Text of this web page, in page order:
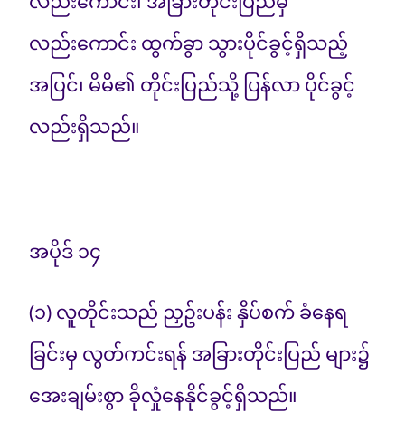
လည်းကောင်း ထွက်ခွာ သွားပိုင်ခွင့်ရှိသည့်
အပြင်၊ မိမိ၏ တိုင်းပြည်သို့ ပြန်လာ ပိုင်ခွင့်
လည်းရှိသည်။
အပိုဒ် ၁၄
(၁) လူတိုင်းသည် ညှဥ်းပန်း နှိပ်စက် ခံနေရ
ခြင်းမှ လွတ်ကင်းရန် အခြားတိုင်းပြည် များ၌
အေးချမ်းစွာ ခိုလှုံနေနိုင်ခွင့်ရှိသည်။